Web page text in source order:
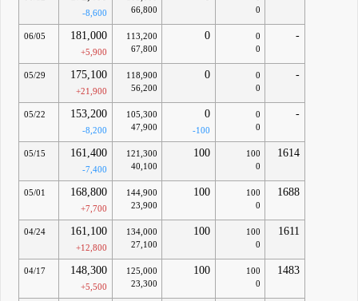
-8,600
66,800
0
06/05 181,000
+5,900
113,200
67,800
0
0
0
-
05/29 175,100
+21,900
118,900
56,200
0
0
0
-
05/22 153,200
-8,200
105,300
47,900
0
-100
0
0
-
05/15 161,400
-7,400
121,300
40,100
100
100
0
1614
05/01 168,800
+7,700
144,900
23,900
100
100
0
1688
04/24 161,100
+12,800
134,000
27,100
100
100
0
1611
04/17 148,300
+5,500
125,000
23,300
100
100
0
1483